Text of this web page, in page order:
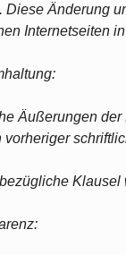
Diese Änderung
Internetseiten
Äußerungen
vorheriger
Klausel